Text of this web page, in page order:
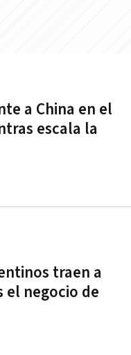
a China en el
escala la
traen a
el negocio de